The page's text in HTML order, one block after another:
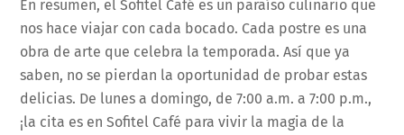
En resumen, el Sofitel Café es un paraíso culinario que
nos hace viajar con cada bocado. Cada postre es una
obra de arte que celebra la temporada. Así que ya
saben, no se pierdan la oportunidad de probar estas
delicias. De lunes a domingo, de 7:00 a.m. a 7:00 p.m.,
¡la cita es en Sofitel Café para vivir la magia de la